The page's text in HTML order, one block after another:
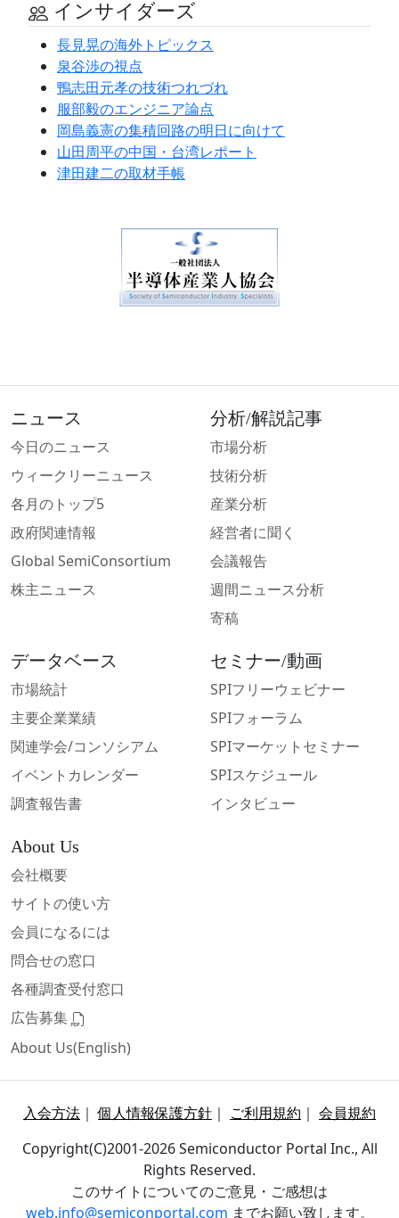
インサイダーズ
長見晃の海外トピックス
泉谷渉の視点
鴨志田元孝の技術つれづれ
服部毅のエンジニア論点
岡島義憲の集積回路の明日に向けて
山田周平の中国・台湾レポート
津田建二の取材手帳
ニュース
今日のニュース
ウィークリーニュース
各月のトップ5
政府関連情報
Global SemiConsortium
株主ニュース
分析/解説記事
市場分析
技術分析
産業分析
経営者に聞く
会議報告
週間ニュース分析
寄稿
データベース
市場統計
主要企業業績
関連学会/コンソシアム
イベントカレンダー
調査報告書
セミナー/動画
SPIフリーウェビナー
SPIフォーラム
SPIマーケットセミナー
SPIスケジュール
インタビュー
About Us
会社概要
サイトの使い方
会員になるには
問合せの窓口
各種調査受付窓口
広告募集
About Us(English)
入会方法 ｜個人情報保護方針 ｜ ご利用規約 ｜ 会員規約
Copyright(C)2001-2026 Semiconductor Portal Inc., All
Rights Reserved.
このサイトについてのご意見・ご感想は
web.info@semiconportal.com までお願い致します。